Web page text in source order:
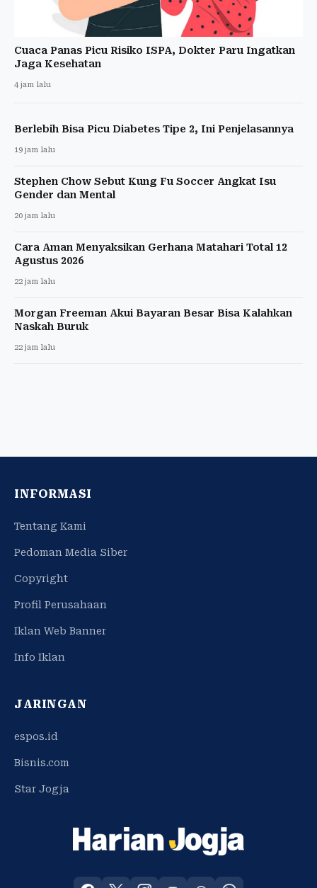
Cuaca Panas Picu Risiko ISPA, Dokter Paru Ingatkan
Jaga Kesehatan
4 jam lalu
Berlebih Bisa Picu Diabetes Tipe 2, Ini Penjelasannya
19 jam lalu
Stephen Chow Sebut Kung Fu Soccer Angkat Isu
Gender dan Mental
20 jam lalu
Cara Aman Menyaksikan Gerhana Matahari Total 12
Agustus 2026
22 jam lalu
Morgan Freeman Akui Bayaran Besar Bisa Kalahkan
Naskah Buruk
22 jam lalu
INFORMASI
Tentang Kami
Pedoman Media Siber
Copyright
Profil Perusahaan
Iklan Web Banner
Info Iklan
JARINGAN
espos.id
Bisnis.com
Star Jogja